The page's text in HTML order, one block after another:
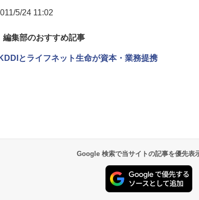
5/24 11:02
編集部のおすすめ記事
KDDIとライフネット生命が資本・業務提携
Google 検索で当サイトの記事を優先表